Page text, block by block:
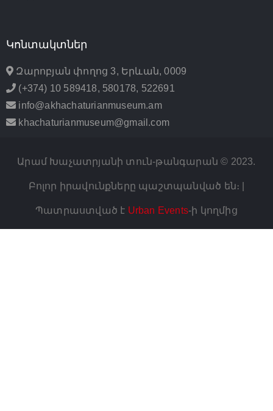
Կոնտակտներ
Զարոբյան փողոց 3, Երևան, 0009
(+374) 10 589418, 580178, 522691
info@akhachaturianmuseum.am
khachaturianmuseum@gmail.com
Արամ Խաչատրյանի տուն-թանգարան © 2023.
Բոլոր իրավունքները պաշտպանված են։ |
Պատրաստված է Urban Events-ի կողմից